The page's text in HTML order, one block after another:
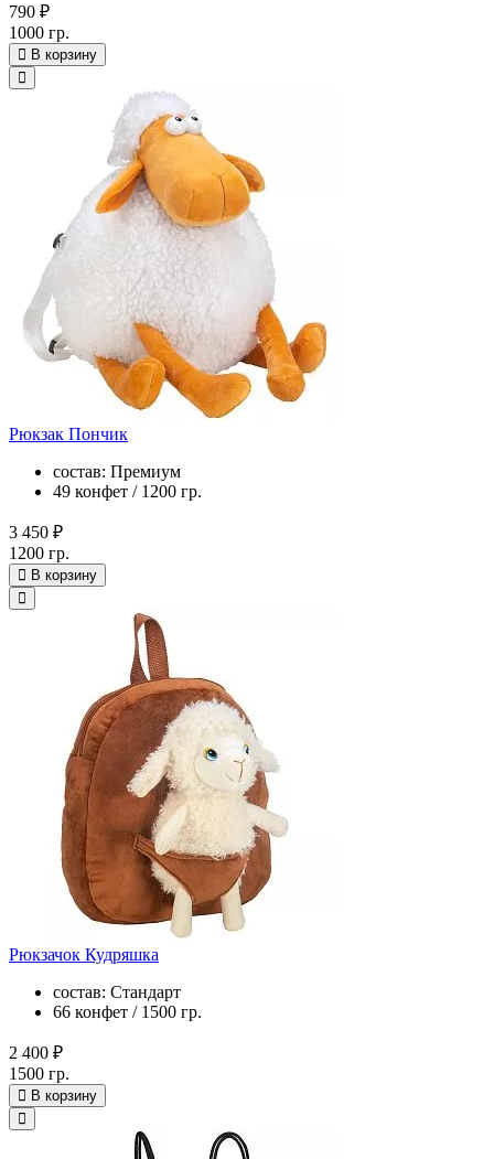
790 ₽
1000 гр.
В корзину
Рюкзак Пончик
состав: Премиум
49 конфет / 1200 гр.
3 450 ₽
1200 гр.
В корзину
Рюкзачок Кудряшка
состав: Стандарт
66 конфет / 1500 гр.
2 400 ₽
1500 гр.
В корзину